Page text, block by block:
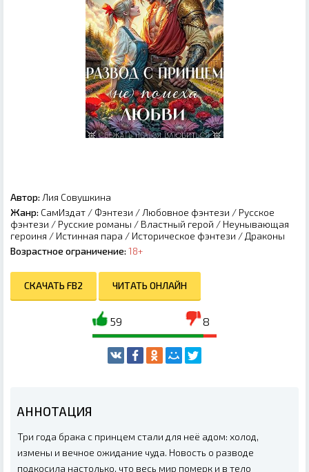
Автор: Лия Совушкина
Жанр: СамИздат / Фэнтези / Любовное фэнтези / Русское
фэнтези / Русские романы / Властный герой / Неунывающая
героиня / Истинная пара / Историческое фэнтези / Драконы
Возрастное ограничение: 18+
СКАЧАТЬ FB2 ЧИТАТЬ ОНЛАЙН
59 8
АННОТАЦИЯ
Три года брака с принцем стали для неё адом: холод,
измены и вечное ожидание чуда. Новость о разводе
подкосила настолько, что весь мир померк и в тело